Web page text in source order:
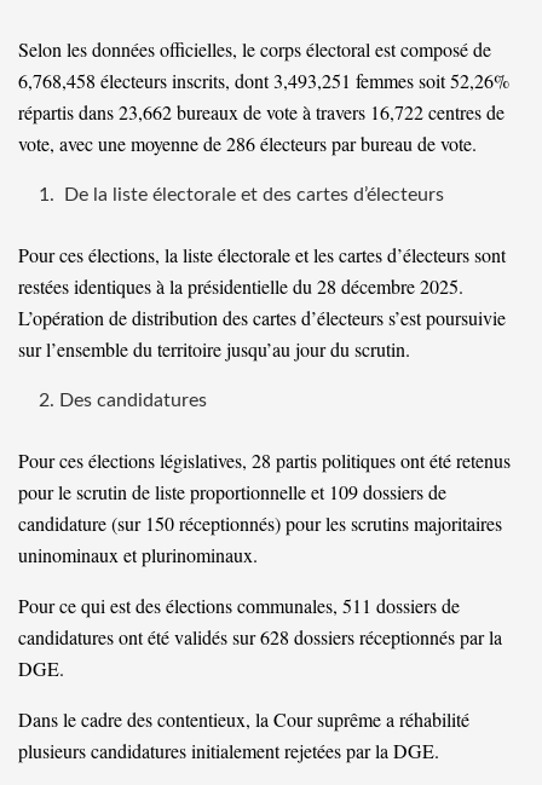
Selon les données officielles, le corps électoral est composé de
6,768,458 électeurs inscrits, dont 3,493,251 femmes soit 52,26%
répartis dans 23,662 bureaux de vote à travers 16,722 centres de
vote, avec une moyenne de 286 électeurs par bureau de vote.
De la liste électorale et des cartes d’électeurs
Pour ces élections, la liste électorale et les cartes d’électeurs sont
restées identiques à la présidentielle du 28 décembre 2025.
L’opération de distribution des cartes d’électeurs s’est poursuivie
sur l’ensemble du territoire jusqu’au jour du scrutin.
Des candidatures
Pour ces élections législatives, 28 partis politiques ont été retenus
pour le scrutin de liste proportionnelle et 109 dossiers de
candidature (sur 150 réceptionnés) pour les scrutins majoritaires
uninominaux et plurinominaux.
Pour ce qui est des élections communales, 511 dossiers de
candidatures ont été validés sur 628 dossiers réceptionnés par la
DGE.
Dans le cadre des contentieux, la Cour suprême a réhabilité
plusieurs candidatures initialement rejetées par la DGE.